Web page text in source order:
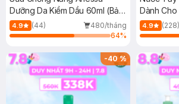
Dưỡng Da Kiềm Dầu 60ml (Bản
Mới)
4.9 (44)
480/tháng
64%
Dành Cho
4.9 (228)
-40%